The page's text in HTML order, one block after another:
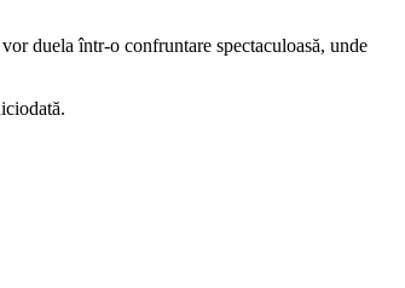
vor duela într-o confruntare spectaculoasă, unde